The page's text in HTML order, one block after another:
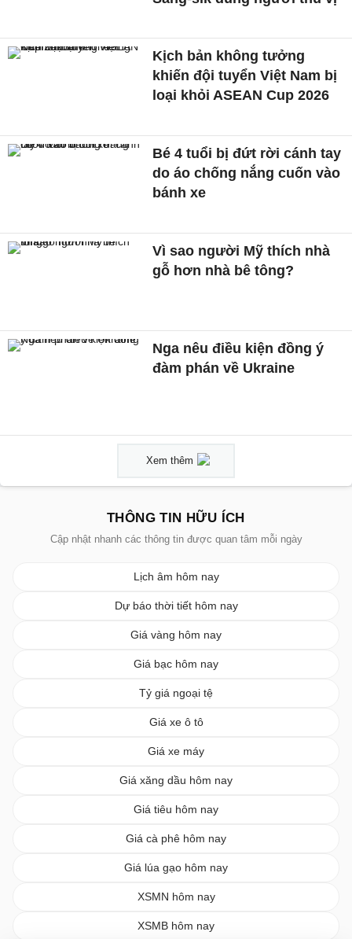
Kịch bản không tưởng
khiến đội tuyển Việt Nam bị
loại khỏi ASEAN Cup 2026
Bé 4 tuổi bị đứt rời cánh tay
do áo chống nắng cuốn vào
bánh xe
Vì sao người Mỹ thích nhà
gỗ hơn nhà bê tông?
Nga nêu điều kiện đồng ý
đàm phán về Ukraine
Xem thêm
THÔNG TIN HỮU ÍCH
Cập nhật nhanh các thông tin được quan tâm mỗi ngày
Lịch âm hôm nay
Dự báo thời tiết hôm nay
Giá vàng hôm nay
Giá bạc hôm nay
Tỷ giá ngoại tệ
Giá xe ô tô
Giá xe máy
Giá xăng dầu hôm nay
Giá tiêu hôm nay
Giá cà phê hôm nay
Giá lúa gạo hôm nay
XSMN hôm nay
XSMB hôm nay